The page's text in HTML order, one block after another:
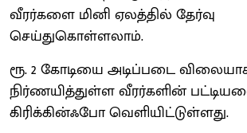
வீரர்களை மினி ஏலத்தில் தேர்வு
செய்துகொள்ளலாம்.
ரூ. 2 கோடியை அடிப்படை
நிர்ணயித்துள்ள வீரர்களின்
கிரிக்கின்ஃபோ வெளியிட்டுள்ளது.